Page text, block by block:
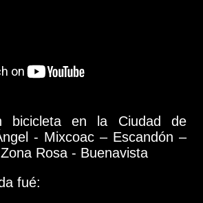
bicicleta en la Ciudad de
- Mixcoac – Escandón –
Rosa - Buenavista
fué: